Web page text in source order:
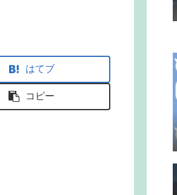
はてブ
コピー